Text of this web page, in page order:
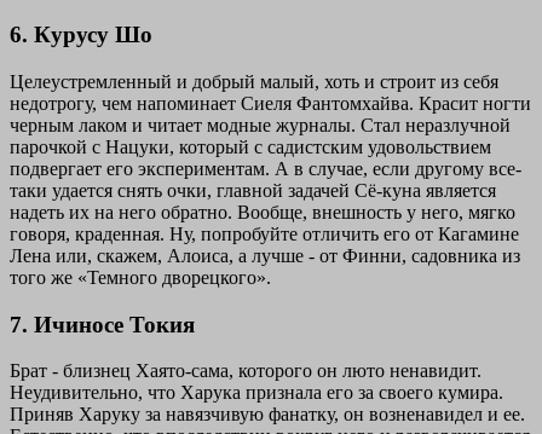
6. Курусу Шо
Целеустремленный и добрый малый, хоть и строит из себя
недотрогу, чем напоминает Сиеля Фантомхайва. Красит ногти
черным лаком и читает модные журналы. Стал неразлучной
парочкой с Нацуки, который с садистским удовольствием
подвергает его экспериментам. А в случае, если другому все-
таки удается снять очки, главной задачей Сё-куна является
надеть их на него обратно. Вообще, внешность у него, мягко
говоря, краденная. Ну, попробуйте отличить его от Кагамине
Лена или, скажем, Алоиса, а лучше - от Финни, садовника из
того же «Темного дворецкого».
7. Ичиносе Токия
Брат - близнец Хаято-сама, которого он люто ненавидит.
Неудивительно, что Харука признала его за своего кумира.
Приняв Харуку за навязчивую фанатку, он возненавидел и ее.